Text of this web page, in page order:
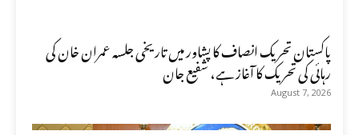
پاکستان تحریک انصاف کا پشاور میں تاریخی جلسہ عمران خان کی
رہائی کی تحریک کا آغاز ہے، شفیع جان
August 7, 2026